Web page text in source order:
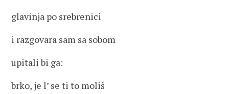
glavinja po srebrenici
i razgovara sam sa sobom
upitali bi ga:
brko, je l’ se ti to moliš